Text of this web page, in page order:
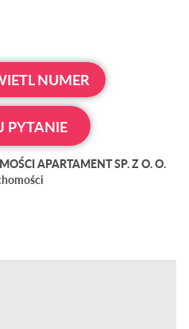
NUMER
PYTANIE
APARTAMENT SP. Z O. O.